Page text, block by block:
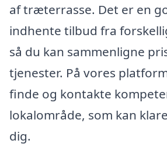
af træterrasse. Det er en
indhente tilbud fra
så du kan sammenligne
tjenester. På vores
finde og kontakte
lokalområde, som kan
dig.